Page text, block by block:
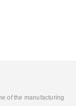
of the manufacturing